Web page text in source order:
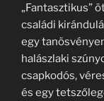
„Fantasztikus”
családi
egy
halászlaki
csapkodós,
és egy